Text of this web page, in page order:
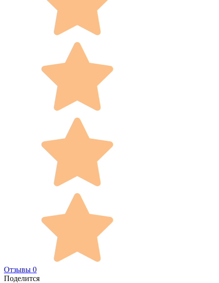
Отзывы 0
Поделится